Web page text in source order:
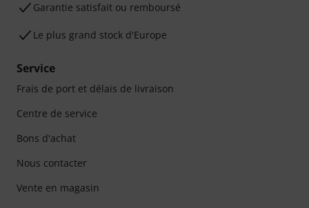
Garantie satisfait ou remboursé
Le plus grand stock d'Europe
Service
Frais de port et délais de livraison
Centre de service
Bons d'achat
Nous contacter
Vente en magasin